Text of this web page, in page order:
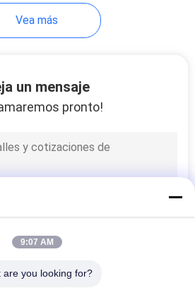
Vea más
un mensaje
pronto!
9:07 AM
are you looking for?